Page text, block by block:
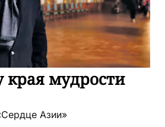
края мудрости
Азии»